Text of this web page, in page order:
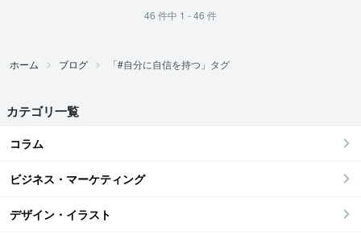
46 件中 1 - 46 件
ホーム ブログ 「#自分に自信を持つ」タグ
カテゴリ一覧
コラム
ビジネス・マーケティング
デザイン・イラスト